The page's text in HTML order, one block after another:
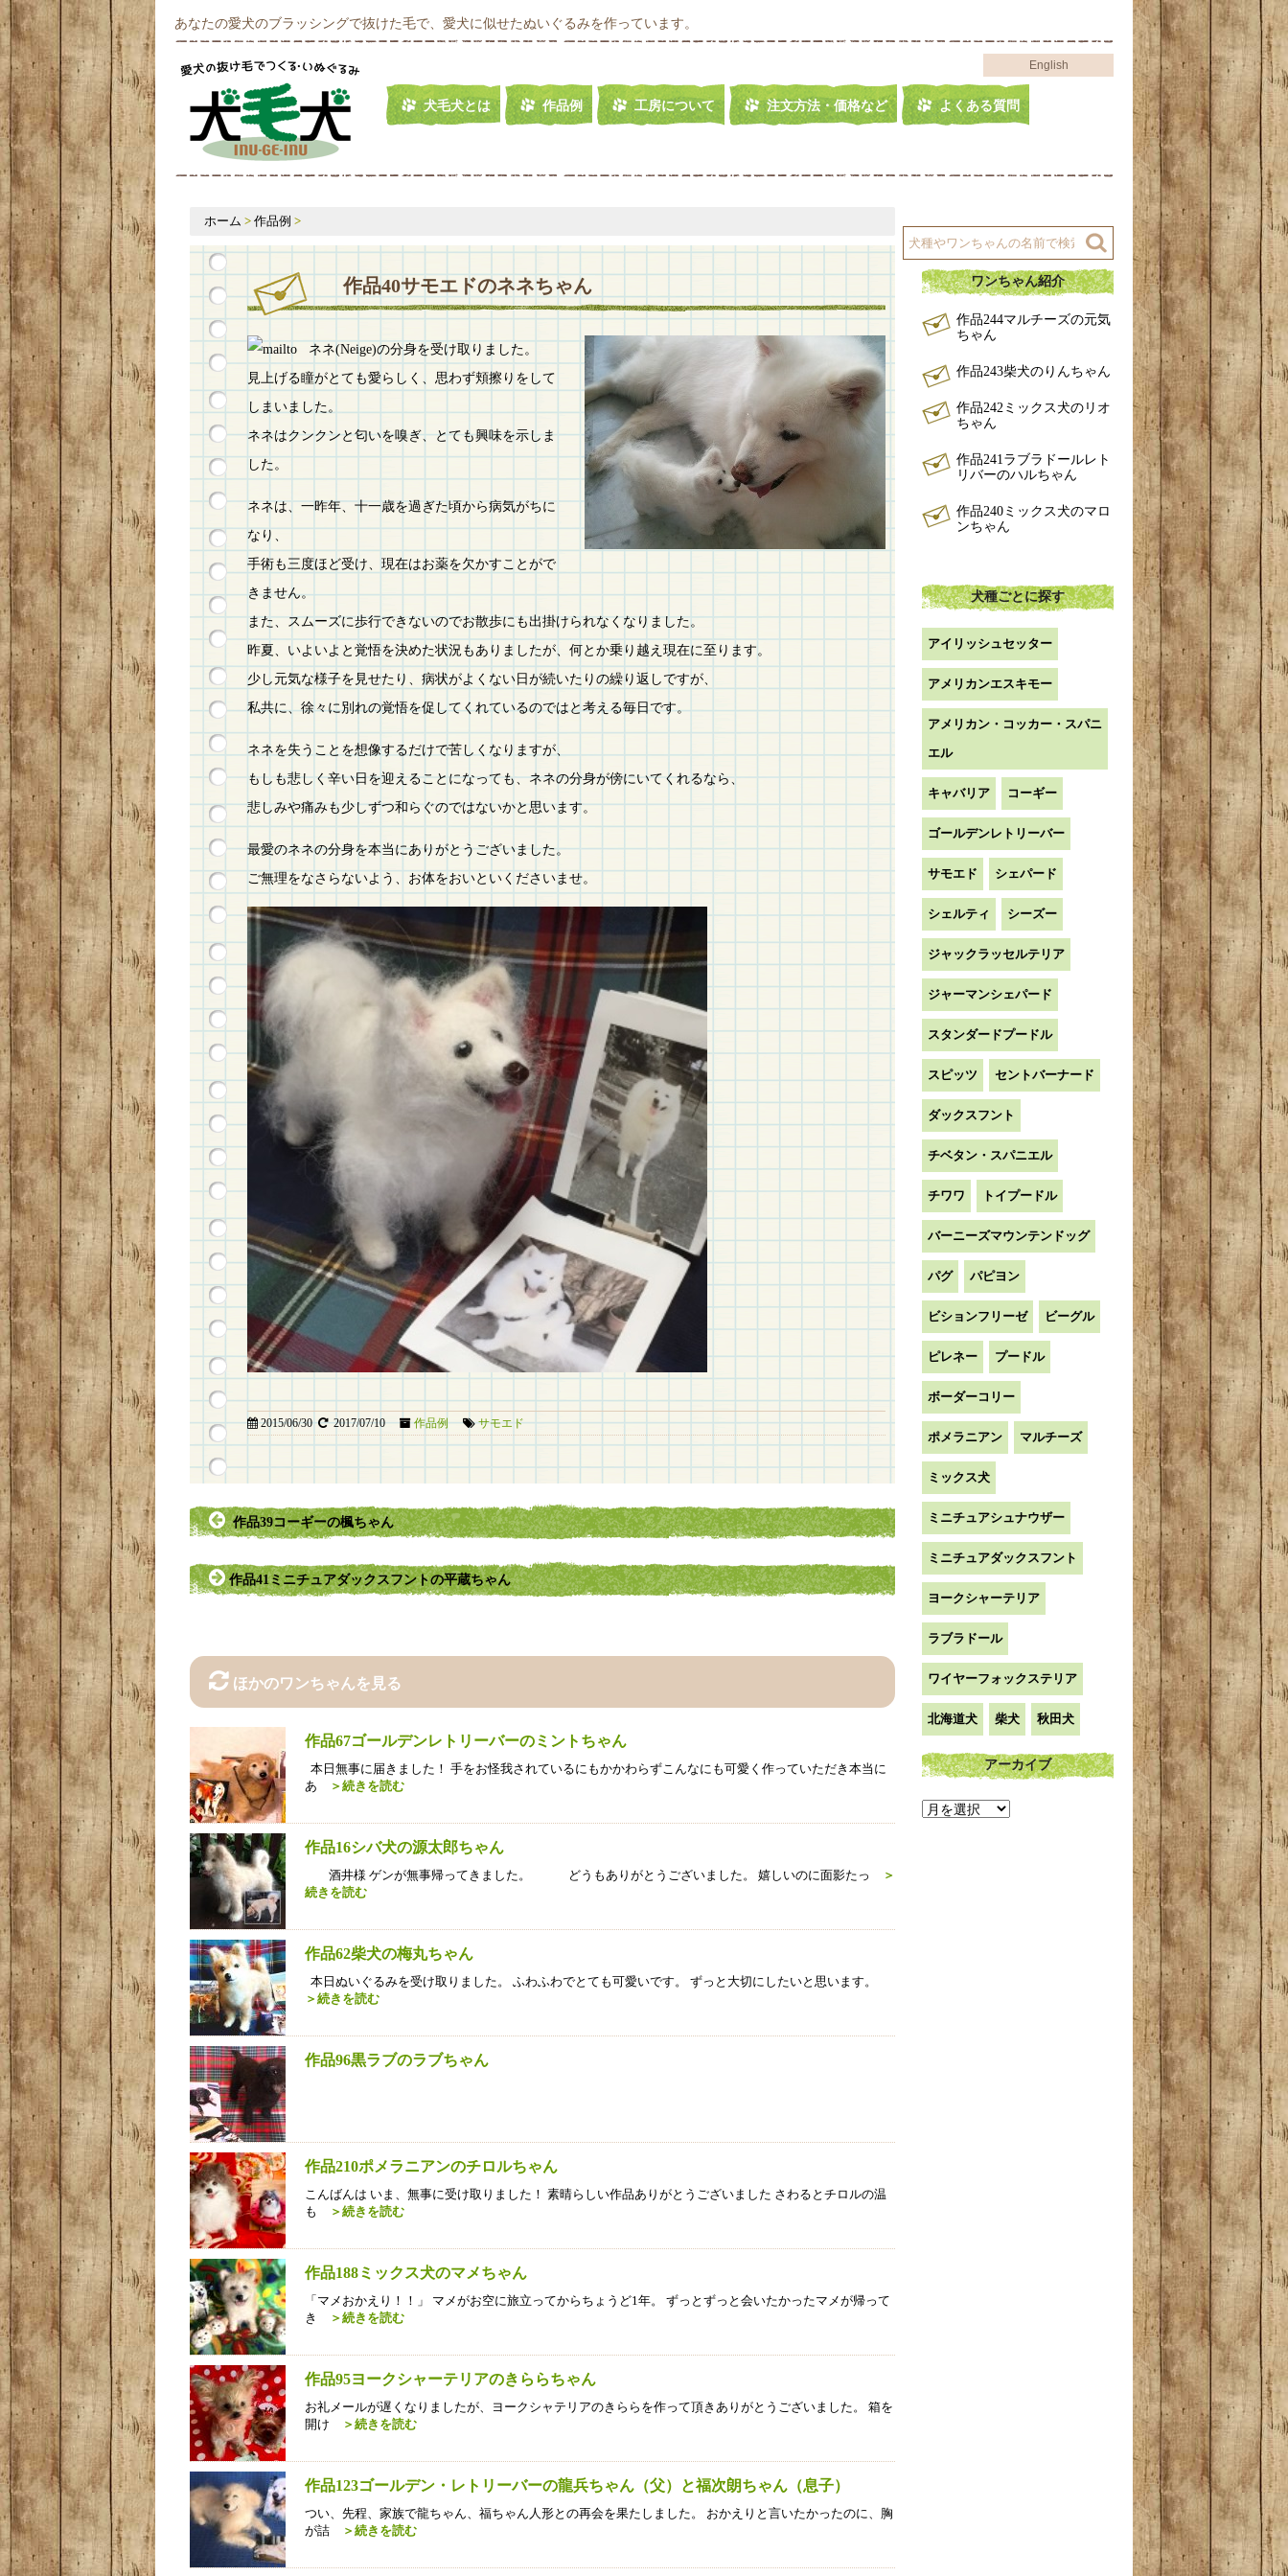
あなたの愛犬のブラッシングで抜けた毛で、愛犬に似せたぬいぐるみを作っています。
English
犬毛犬とは 作品例 工房について 注文方法・価格など よくある質問
ホーム > 作品例 >
作品40サモエドのネネちゃん
ネネ(Neige)の分身を受け取りました。
見上げる瞳がとても愛らしく、思わず頬擦りをして
しまいました。
ネネはクンクンと匂いを嗅ぎ、とても興味を示しま
した。
ネネは、一昨年、十一歳を過ぎた頃から病気がちに
なり、
手術も三度ほど受け、現在はお薬を欠かすことがで
きません。
また、スムーズに歩行できないのでお散歩にも出掛けられなくなりました。
昨夏、いよいよと覚悟を決めた状況もありましたが、何とか乗り越え現在に至ります。
少し元気な様子を見せたり、病状がよくない日が続いたりの繰り返しですが、
私共に、徐々に別れの覚悟を促してくれているのではと考える毎日です。
ネネを失うことを想像するだけで苦しくなりますが、
もしも悲しく辛い日を迎えることになっても、ネネの分身が傍にいてくれるなら、
悲しみや痛みも少しずつ和らぐのではないかと思います。
最愛のネネの分身を本当にありがとうございました。
ご無理をなさらないよう、お体をおいといくださいませ。
2015/06/30 2017/07/10 作品例 サモエド
作品39コーギーの楓ちゃん
作品41ミニチュアダックスフントの平蔵ちゃん
ほかのワンちゃんを見る
作品67ゴールデンレトリーバーのミントちゃん
本日無事に届きました！ 手をお怪我されているにもかかわらずこんなにも可愛く作っていただき本当に
あ ＞続きを読む
作品16シバ犬の源太郎ちゃん
酒井様 ゲンが無事帰ってきました。 どうもありがとうございました。 嬉しいのに面影たっ
＞
続きを読む
作品62柴犬の梅丸ちゃん
本日ぬいぐるみを受け取りました。 ふわふわでとても可愛いです。 ずっと大切にしたいと思います。
＞続きを読む
作品96黒ラブのラブちゃん
作品210ポメラニアンのチロルちゃん
こんばんは いま、無事に受け取りました！ 素晴らしい作品ありがとうございました さわるとチロルの温
も
＞続きを読む
作品188ミックス犬のマメちゃん
「マメおかえり！！」 マメがお空に旅立ってからちょうど1年。 ずっとずっと会いたかったマメが帰って
き
＞続きを読む
作品95ヨークシャーテリアのきららちゃん
お礼メールが遅くなりましたが、ヨークシャテリアのきららを作って頂きありがとうございました。 箱を
開け ＞続きを読む
作品123ゴールデン・レトリーバーの龍兵ちゃん（父）と福次朗ちゃん（息子）
つい、先程、家族で龍ちゃん、福ちゃん人形との再会を果たしました。 おかえりと言いたかったのに、胸
が詰 ＞続きを読む
ワンちゃん紹介
作品244マルチーズの元気
ちゃん
作品243柴犬のりんちゃん
作品242ミックス犬のリオ
ちゃん
作品241ラブラドールレト
リバーのハルちゃん
作品240ミックス犬のマロ
ンちゃん
犬種ごとに探す
アイリッシュセッター
アメリカンエスキモー
アメリカン・コッカー・スパニ
エル
キャバリア コーギー
ゴールデンレトリーバー
サモエド シェパード
シェルティ シーズー
ジャックラッセルテリア
ジャーマンシェパード
スタンダードプードル
スピッツ セントバーナード
ダックスフント
チベタン・スパニエル
チワワ トイプードル
バーニーズマウンテンドッグ
パグ パピヨン
ビションフリーゼ ビーグル
ピレネー プードル
ボーダーコリー
ポメラニアン マルチーズ
ミックス犬
ミニチュアシュナウザー
ミニチュアダックスフント
ヨークシャーテリア
ラブラドール
ワイヤーフォックステリア
北海道犬 柴犬 秋田犬
アーカイブ
ア